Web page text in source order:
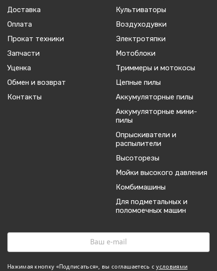
Доставка
Оплата
Прокат техники
Запчасти
Уценка
Обмен и возврат
Контакты
Культиваторы
Воздуходувки
Электротяпки
Мотоблоки
Триммеры и мотокосы
Цепные пилы
Аккумуляторные пилы
Аккумуляторные мини-
пилы
Опрыскиватели и
распылители
Высоторезы
Мойки высокого давления
Комбимашины
Для подметальных и
поломоечных машин
Нажимая кнопку «Подписаться», вы соглашаетесь сусловиями